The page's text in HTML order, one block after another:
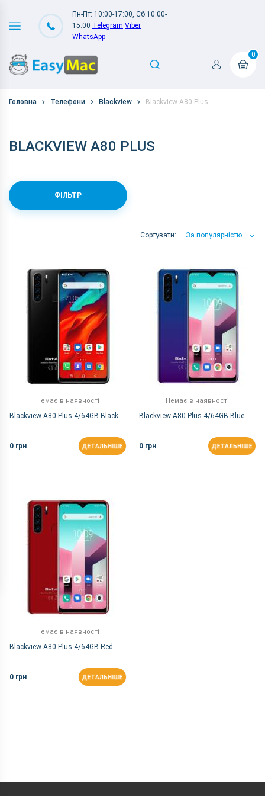
Пн-Пт: 10:00-17:00, Сб:10:00-
15:00 Telegram Viber
WhatsApp
0
Головна Телефони Blackview Blackview A80 Plus
BLACKVIEW A80 PLUS
ФІЛЬТР
Сортувати: За популярністю
За популярністю
Немає в наявності
Blackview A80 Plus 4/64GB Black
0 грн ДЕТАЛЬНІШЕ
Немає в наявності
Blackview A80 Plus 4/64GB Blue
0 грн ДЕТАЛЬНІШЕ
Немає в наявності
Blackview A80 Plus 4/64GB Red
0 грн ДЕТАЛЬНІШЕ